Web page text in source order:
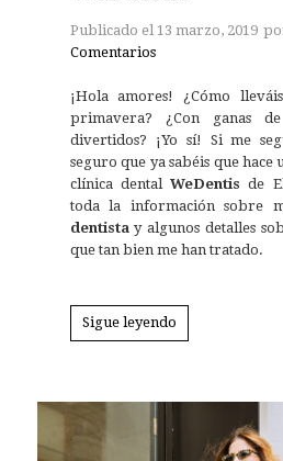
Publicado el 13 marzo, 2019
Comentarios
¡Hola amores! ¿Cómo
primavera? ¿Con ganas
divertidos? ¡Yo sí! Si me
seguro que ya sabéis que hace
clínica dentalWeDentisde
toda la información sobre
dentistay algunos detalles
que tan bien me han tratado.
Sigue leyendo